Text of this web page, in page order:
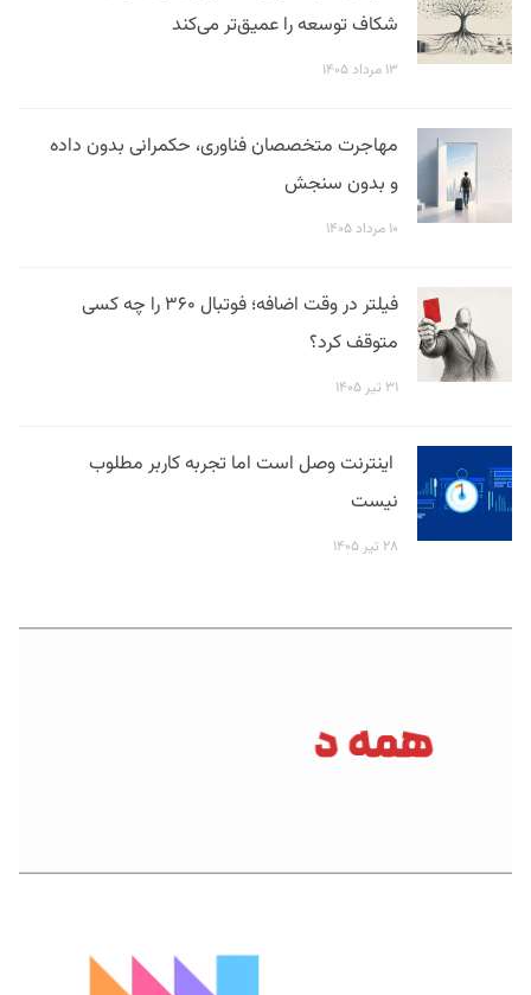
شکاف توسعه را عمیق‌تر می‌کند
۱۳ مرداد ۱۴۰۵
مهاجرت متخصصان فناوری، حکمرانی بدون داده
و بدون سنجش
۱۰ مرداد ۱۴۰۵
فیلتر در وقت اضافه؛ فوتبال ۳۶۰ را چه کسی
متوقف کرد؟
۳۱ تیر ۱۴۰۵
اینترنت وصل است اما تجربه کاربر مطلوب
نیست
۲۸ تیر ۱۴۰۵